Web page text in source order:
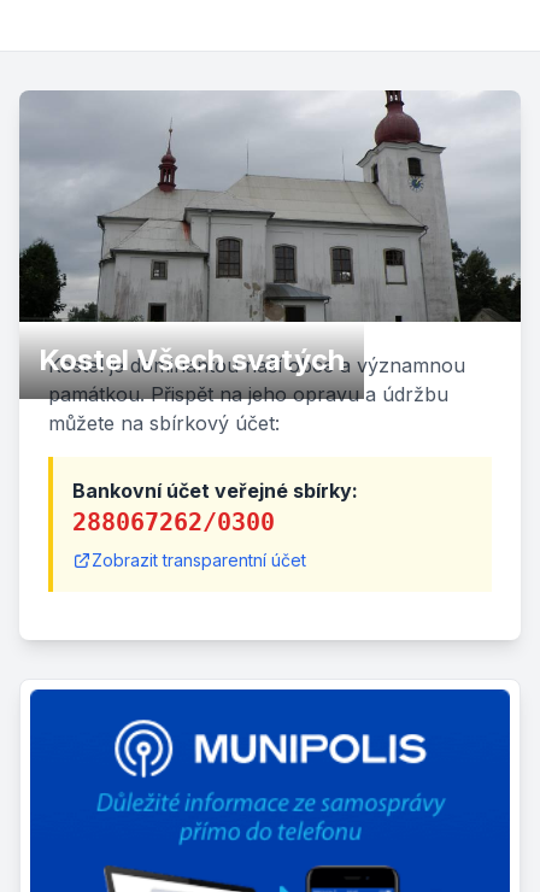
Kostel Všech svatých
Kostel je dominantou naší obce a významnou
památkou. Přispět na jeho opravu a údržbu
můžete na sbírkový účet:
Bankovní účet veřejné sbírky:
288067262/0300
Zobrazit transparentní účet